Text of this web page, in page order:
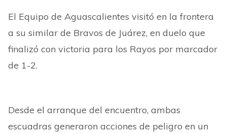
El Equipo de Aguascalientes visitó en la frontera
a su similar de Bravos de Juárez, en duelo que
finalizó con victoria para los Rayos por marcador
de 1-2.
Desde el arranque del encuentro, ambas
escuadras generaron acciones de peligro en un